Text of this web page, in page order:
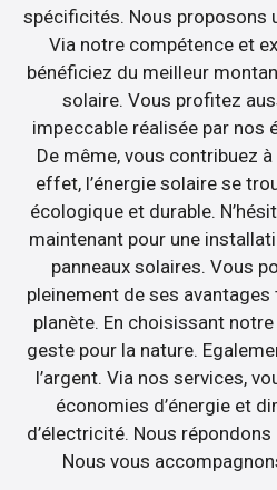
spécificités. Nous proposons
Via notre compétence et
bénéficiez du meilleur
solaire. Vous profitez
impeccable réalisée par nos
De même, vous contribuez
effet, l’énergie solaire se
écologique et durable.
maintenant pour une
panneaux solaires. Vous
pleinement de ses
planète. En choisissant
geste pour la nature.
l’argent. Via nos services,
économies d’énergie et
d’électricité. Nous
Nous vous